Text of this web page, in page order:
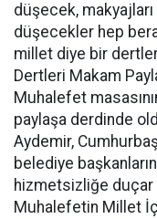
düşecek,
düşecekler hep
millet diye bir
Dertleri Makam
Muhalefet
paylaşa derdinde
Aydemir,
belediye
hizmetsizliğe duçar
Muhalefetin Millet